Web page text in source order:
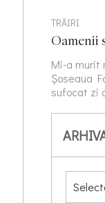
TRĂIRI
Oamenii
Mi-a murit
Șoseaua
sufocat zi